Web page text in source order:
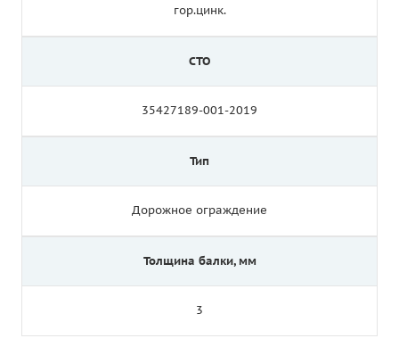
гор.цинк.
СТО
35427189-001-2019
Тип
Дорожное ограждение
Толщина балки, мм
3